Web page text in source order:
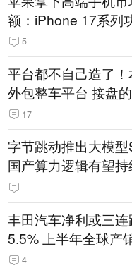
额：iPhone 17系列
5
平台都不自己造了
外包整车平台 接盘
17
字节跳动推出大模
国产算力逻辑有望
丰田汽车净利或三
5.5% 上半年全球产
14.3万辆
4